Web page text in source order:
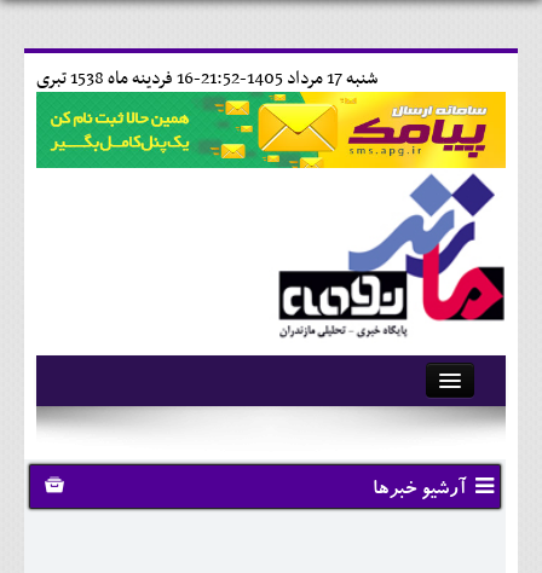
16 فردينه ماه 1538 تبری شنبه 17 مرداد 1405-21:52-
آرشیو
تماس با ما
وبلاگ
آرشیو خبرها